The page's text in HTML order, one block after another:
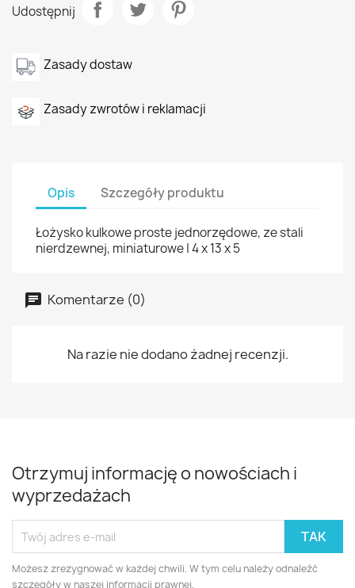
Udostępnij
Zasady dostaw
Zasady zwrotów i reklamacji
Opis Szczegóły produktu
Łożysko kulkowe proste jednorzędowe, ze stali
nierdzewnej, miniaturowe | 4 x 13 x 5
Komentarze (0)
Na razie nie dodano żadnej recenzji.
Otrzymuj informację o nowościach i
wyprzedażach
Możesz zrezygnować w każdej chwili. W tym celu należy odnaleźć
szczegóły w naszej informacji prawnej.